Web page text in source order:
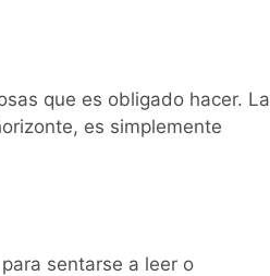
que es obligado hacer. La
es simplemente
sentarse a leer o